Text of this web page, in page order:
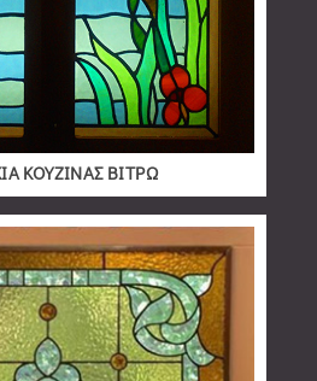
ΚΟΥΖΙΝΑΣ ΒΙΤΡΩ